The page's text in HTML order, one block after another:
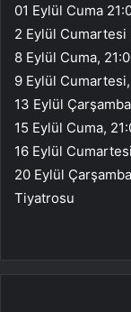
01 Eylül Cuma
2 Eylül Cumartesi
8 Eylül Cuma,
9 Eylül Cumartesi,
13 Eylül
15 Eylül Cuma,
16 Eylül
20 Eylül
Tiyatrosu